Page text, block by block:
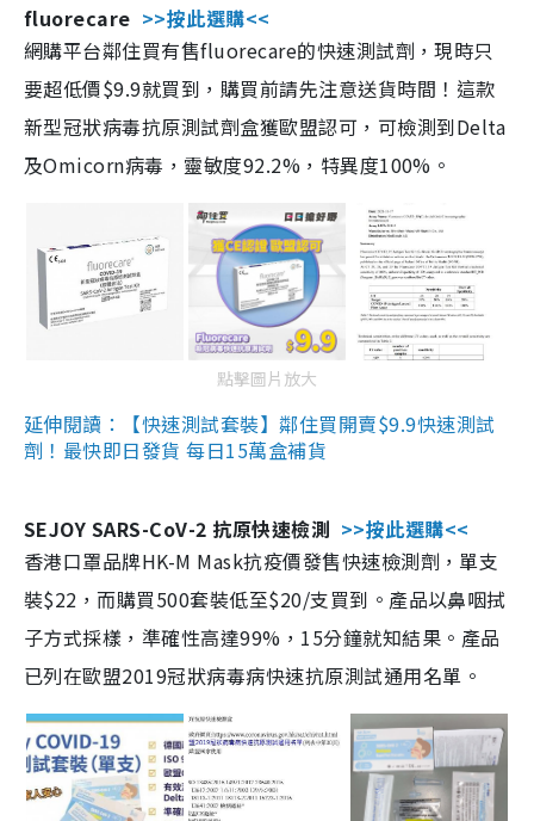
fluorecare >>按此選購<<
網購平台鄰住買有售fluorecare的快速測試劑，現時只
要超低價$9.9就買到，購買前請先注意送貨時間！這款
新型冠狀病毒抗原測試劑盒獲歐盟認可，可檢測到Delta
及Omicorn病毒，靈敏度92.2%，特異度100%。
點擊圖片放大
延伸閱讀：【快速測試套裝】鄰住買開賣$9.9快速測試
劑！最快即日發貨 每日15萬盒補貨
SEJOY SARS-CoV-2 抗原快速檢測 >>按此選購<<
香港口罩品牌HK-M Mask抗疫價發售快速檢測劑，單支
裝$22，而購買500套裝低至$20/支買到。產品以鼻咽拭
子方式採樣，準確性高達99%，15分鐘就知結果。產品
已列在歐盟2019冠狀病毒病快速抗原測試通用名單。